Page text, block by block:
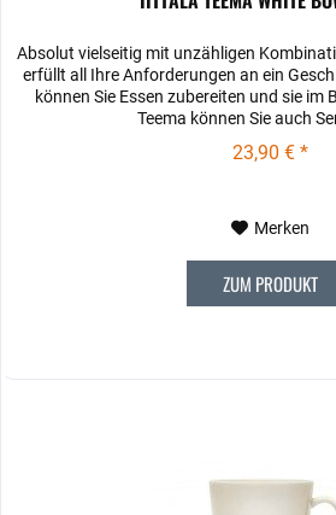
Absolut vielseitig mit unzähligen
erfüllt all Ihre Anforderungen an ein
können Sie Essen zubereiten und sie im
Teema können Sie auch
23,90 € *
Merken
ZUM PRODUKT